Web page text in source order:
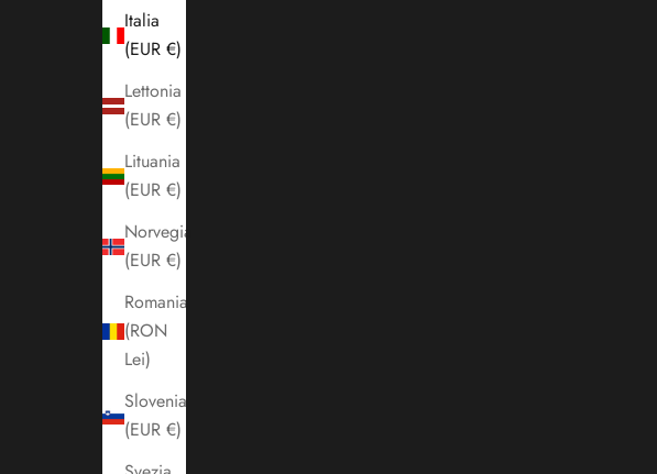
Italia
(EUR €)
Lettonia
(EUR €)
Lituania
(EUR €)
Norvegia
(EUR €)
Romania
(RON
Lei)
Slovenia
(EUR €)